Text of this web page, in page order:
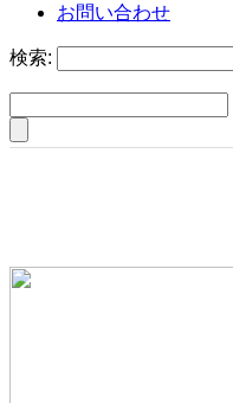
お問い合わせ
検索: